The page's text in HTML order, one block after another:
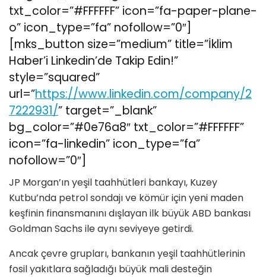
txt_color=”#FFFFFF” icon=”fa-paper-plane-
o” icon_type=”fa” nofollow=”0″]
[mks_button size=”medium” title=”İklim
Haber’i Linkedin’de Takip Edin!”
style=”squared”
url=”https://www.linkedin.com/company/2
7222931/” target=”_blank”
bg_color=”#0e76a8″ txt_color=”#FFFFFF”
icon=”fa-linkedin” icon_type=”fa”
nofollow=”0″]
JP Morgan’ın yeşil taahhütleri bankayı, Kuzey
Kutbu’nda petrol sondajı ve kömür için yeni maden
keşfinin finansmanını dışlayan ilk büyük ABD bankası
Goldman Sachs ile aynı seviyeye getirdi.
Ancak çevre grupları, bankanın yeşil taahhütlerinin
fosil yakıtlara sağladığı büyük mali desteğin